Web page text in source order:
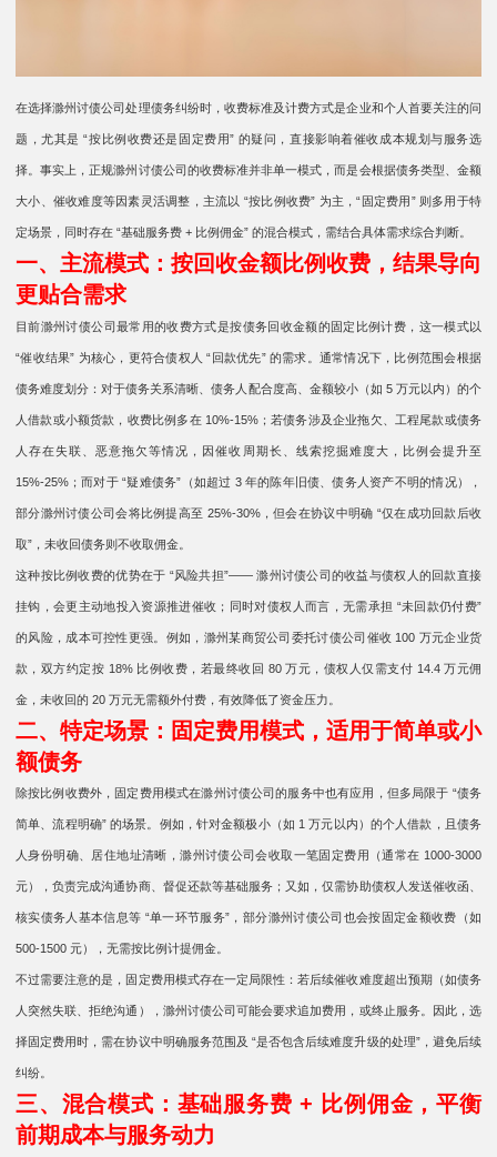
在选择滁州讨债公司处理债务纠纷时，收费标准及计费方式是企业和个人首要关注的问
题，尤其是 “按比例收费还是固定费用” 的疑问，直接影响着催收成本规划与服务选
择。事实上，正规滁州讨债公司的收费标准并非单一模式，而是会根据债务类型、金额
大小、催收难度等因素灵活调整，主流以 “按比例收费” 为主，“固定费用” 则多用于特
定场景，同时存在 “基础服务费 + 比例佣金” 的混合模式，需结合具体需求综合判断。
一、主流模式：按回收金额比例收费，结果导向
更贴合需求
目前滁州讨债公司最常用的收费方式是按债务回收金额的固定比例计费，这一模式以
“催收结果” 为核心，更符合债权人 “回款优先” 的需求。通常情况下，比例范围会根据
债务难度划分：对于债务关系清晰、债务人配合度高、金额较小（如 5 万元以内）的个
人借款或小额货款，收费比例多在 10%-15%；若债务涉及企业拖欠、工程尾款或债务
人存在失联、恶意拖欠等情况，因催收周期长、线索挖掘难度大，比例会提升至
15%-25%；而对于 “疑难债务”（如超过 3 年的陈年旧债、债务人资产不明的情况），
部分滁州讨债公司会将比例提高至 25%-30%，但会在协议中明确 “仅在成功回款后收
取”，未收回债务则不收取佣金。
这种按比例收费的优势在于 “风险共担”—— 滁州讨债公司的收益与债权人的回款直接
挂钩，会更主动地投入资源推进催收；同时对债权人而言，无需承担 “未回款仍付费”
的风险，成本可控性更强。例如，滁州某商贸公司委托讨债公司催收 100 万元企业货
款，双方约定按 18% 比例收费，若最终收回 80 万元，债权人仅需支付 14.4 万元佣
金，未收回的 20 万元无需额外付费，有效降低了资金压力。
二、特定场景：固定费用模式，适用于简单或小
额债务
除按比例收费外，固定费用模式在滁州讨债公司的服务中也有应用，但多局限于 “债务
简单、流程明确” 的场景。例如，针对金额极小（如 1 万元以内）的个人借款，且债务
人身份明确、居住地址清晰，滁州讨债公司会收取一笔固定费用（通常在 1000-3000
元），负责完成沟通协商、督促还款等基础服务；又如，仅需协助债权人发送催收函、
核实债务人基本信息等 “单一环节服务”，部分滁州讨债公司也会按固定金额收费（如
500-1500 元），无需按比例计提佣金。
不过需要注意的是，固定费用模式存在一定局限性：若后续催收难度超出预期（如债务
人突然失联、拒绝沟通），滁州讨债公司可能会要求追加费用，或终止服务。因此，选
择固定费用时，需在协议中明确服务范围及 “是否包含后续难度升级的处理”，避免后续
纠纷。
三、混合模式：基础服务费 + 比例佣金，平衡
前期成本与服务动力